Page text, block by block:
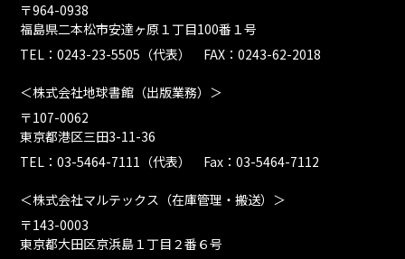
〒964-0938
福島県二本松市安達ヶ原１丁目100番１号
TEL：0243-23-5505（代表） FAX：0243-62-2018
＜株式会社地球書館（出版業務）＞
〒107-0062
東京都港区三田3-11-36
TEL：03-5464-7111（代表） Fax：03-5464-7112
＜株式会社マルテックス（在庫管理・搬送）＞
〒143-0003
東京都大田区京浜島１丁目２番６号